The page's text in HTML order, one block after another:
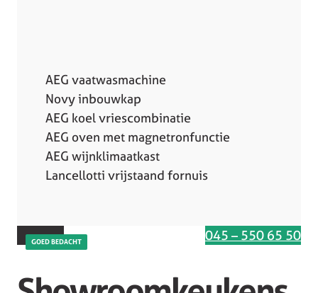
AEG vaatwasmachine
Novy inbouwkap
AEG koel vriescombinatie
AEG oven met magnetronfunctie
AEG wijnklimaatkast
Lancellotti vrijstaand fornuis
GOED BEDACHTInteresse in deze keuken 045 – 550 65 50